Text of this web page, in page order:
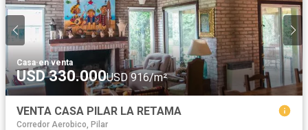
Casa·en venta
USD 330.000USD 916/m²
VENTA CASA PILAR LA RETAMA
Corredor Aerobico, Pilar